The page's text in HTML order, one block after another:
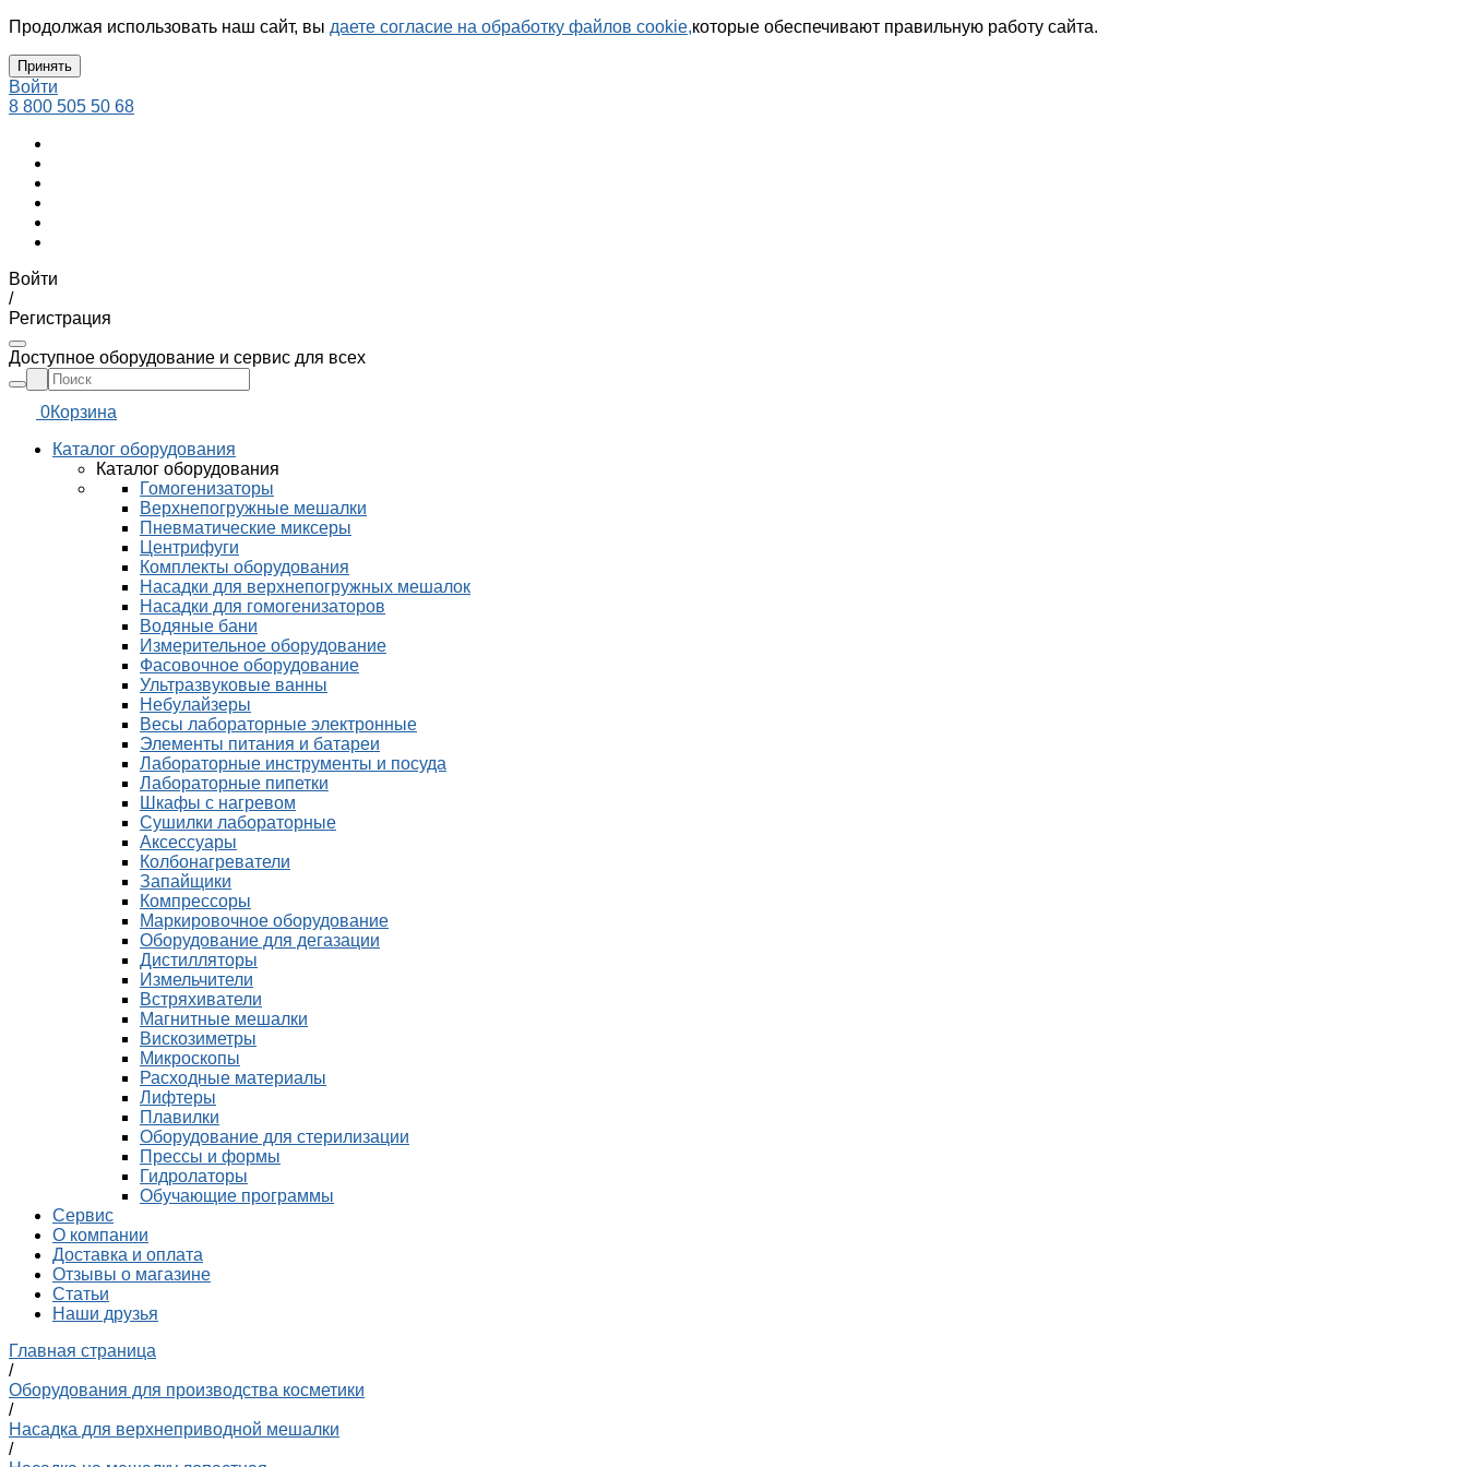
Продолжая использовать наш сайт, вы даете согласие на обработку файлов cookie,которые обеспечивают правильную работу сайта.
Принять
Войти
8 800 505 50 68
Войти
/
Регистрация
Доступное оборудование и сервис для всех
0Корзина
Каталог оборудования
Каталог оборудования
Гомогенизаторы
Верхнепогружные мешалки
Пневматические миксеры
Центрифуги
Комплекты оборудования
Насадки для верхнепогружных мешалок
Насадки для гомогенизаторов
Водяные бани
Измерительное оборудование
Фасовочное оборудование
Ультразвуковые ванны
Небулайзеры
Весы лабораторные электронные
Элементы питания и батареи
Лабораторные инструменты и посуда
Лабораторные пипетки
Шкафы с нагревом
Сушилки лабораторные
Аксессуары
Колбонагреватели
Запайщики
Компрессоры
Маркировочное оборудование
Оборудование для дегазации
Дистилляторы
Измельчители
Встряхиватели
Магнитные мешалки
Вискозиметры
Микроскопы
Расходные материалы
Лифтеры
Плавилки
Оборудование для стерилизации
Прессы и формы
Гидролаторы
Обучающие программы
Сервис
О компании
Доставка и оплата
Отзывы о магазине
Статьи
Наши друзья
Главная страница
/
Оборудования для производства косметики
/
Насадка для верхнеприводной мешалки
/